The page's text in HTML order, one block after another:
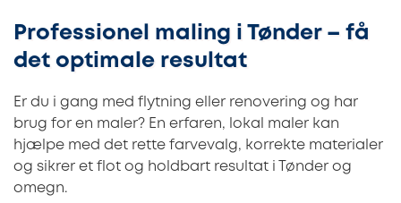
Professionel maling i Tønder – få
det optimale resultat
Er du i gang med flytning eller renovering og har
brug for en maler? En erfaren, lokal maler kan
hjælpe med det rette farvevalg, korrekte materialer
og sikrer et flot og holdbart resultat i Tønder og
omegn.